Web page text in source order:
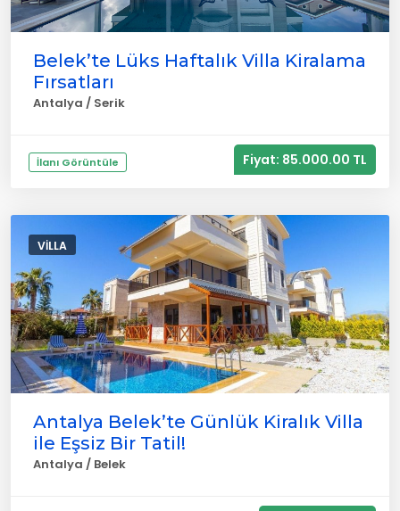
Belek’te Lüks Haftalık Villa Kiralama
Fırsatları
Antalya / Serik
İlanı Görüntüle Fiyat: 85.000.00 TL
VILLA
Antalya Belek’te Günlük Kiralık Villa
ile Eşsiz Bir Tatil!
Antalya / Belek